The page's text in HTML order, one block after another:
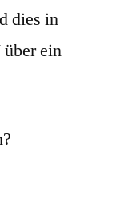
dies in
ein